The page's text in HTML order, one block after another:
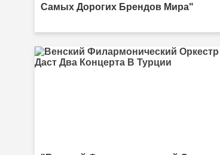
Самых Дорогих Брендов Мира"